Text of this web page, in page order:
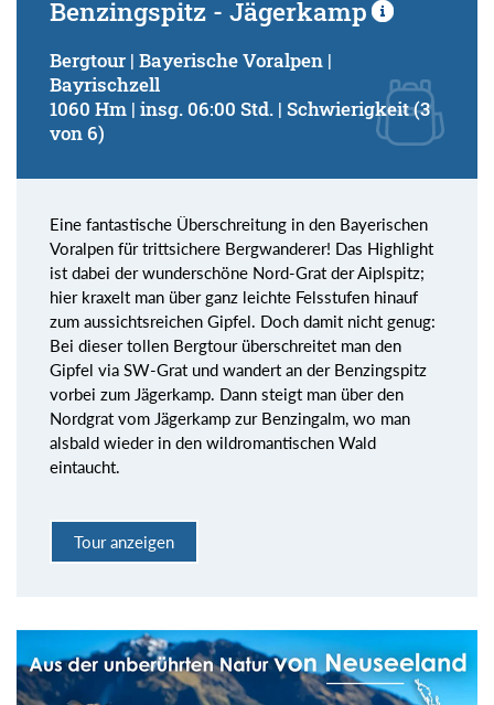
Benzingspitz - Jägerkamp
Bergtour | Bayerische Voralpen |
Bayrischzell
1060 Hm | insg. 06:00 Std. | Schwierigkeit (3
von 6)
Eine fantastische Überschreitung in den Bayerischen
Voralpen für trittsichere Bergwanderer! Das Highlight
ist dabei der wunderschöne Nord-Grat der Aiplspitz;
hier kraxelt man über ganz leichte Felsstufen hinauf
zum aussichtsreichen Gipfel. Doch damit nicht genug:
Bei dieser tollen Bergtour überschreitet man den
Gipfel via SW-Grat und wandert an der Benzingspitz
vorbei zum Jägerkamp. Dann steigt man über den
Nordgrat vom Jägerkamp zur Benzingalm, wo man
alsbald wieder in den wildromantischen Wald
eintaucht.
Tour anzeigen